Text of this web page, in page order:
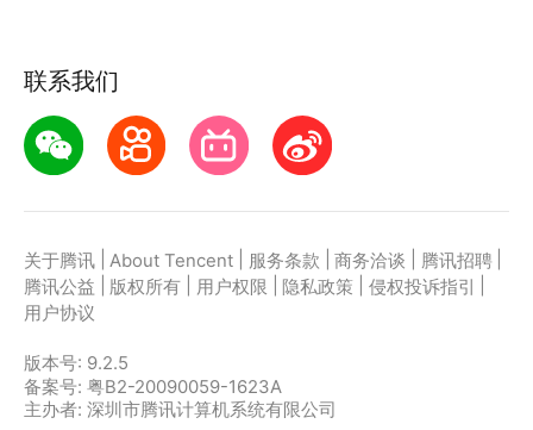
联系我们
关于腾讯 About Tencent 服务条款 商务洽谈 腾讯招聘
腾讯公益
版权所有 用户权限 隐私政策 侵权投诉指引
用户协议
版本号: 9.2.5
备案号: 粤B2-20090059-1623A
主办者: 深圳市腾讯计算机系统有限公司